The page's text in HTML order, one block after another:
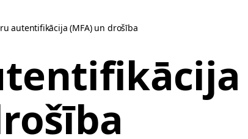
autentifikācija (MFA) un drošība